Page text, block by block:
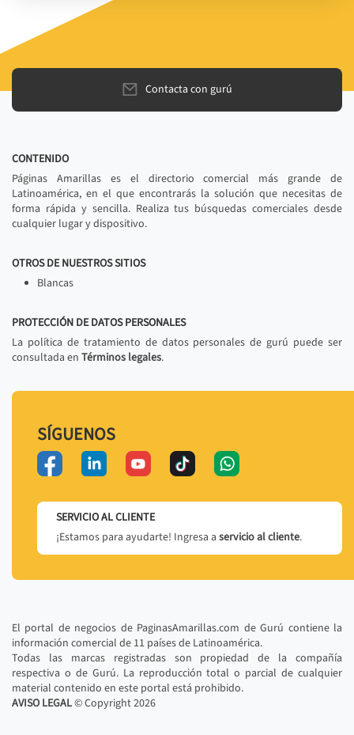
Contacta con gurú
CONTENIDO
Páginas Amarillas es el directorio comercial más grande de
Latinoamérica, en el que encontrarás la solución que necesitas de
forma rápida y sencilla. Realiza tus búsquedas comerciales desde
cualquier lugar y dispositivo.
OTROS DE NUESTROS SITIOS
Blancas
PROTECCIÓN DE DATOS PERSONALES
La política de tratamiento de datos personales de gurú puede ser
consultada en Términos legales.
SÍGUENOS
SERVICIO AL CLIENTE
¡Estamos para ayudarte! Ingresa a servicio al cliente.
El portal de negocios de PaginasAmarillas.com de Gurú contiene la
información comercial de 11 países de Latinoamérica.
Todas las marcas registradas son propiedad de la compañía
respectiva o de Gurú. La reproducción total o parcial de cualquier
material contenido en este portal está prohibido.
AVISO LEGAL© Copyright2026